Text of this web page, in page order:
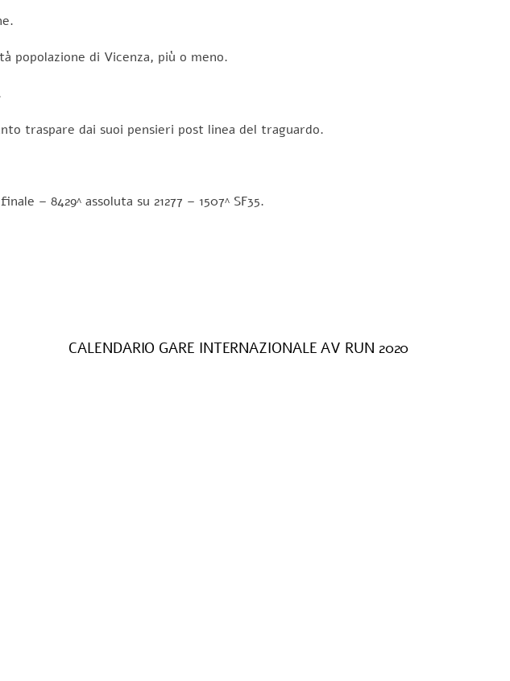
popolazione di Vicenza, più o meno.
traspare dai suoi pensieri post linea del traguardo.
– 8429^ assoluta su 21277 – 1507^ SF35.
CALENDARIO GARE INTERNAZIONALE AV RUN 2020